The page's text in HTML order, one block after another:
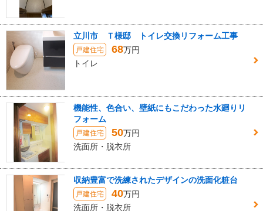
立川市 Ｔ様邸 トイレ交換リフォーム工事
戸建住宅 68万円
トイレ
機能性、色合い、壁紙にもこだわった水廻りリ
フォーム
戸建住宅 50万円
洗面所・脱衣所
収納豊富で洗練されたデザインの洗面化粧台
戸建住宅 40万円
洗面所・脱衣所